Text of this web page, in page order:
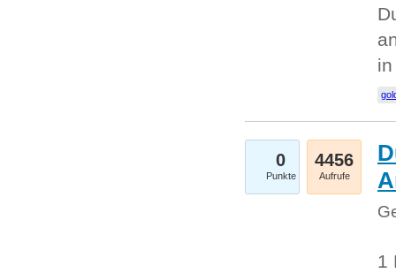
0
Punkte
4456
Aufrufe
1